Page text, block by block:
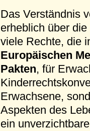
Das Verständnis
erheblich über
viele Rechte, die
Europäischen
Pakten, für
Erwachsene,
Aspekten des
ein